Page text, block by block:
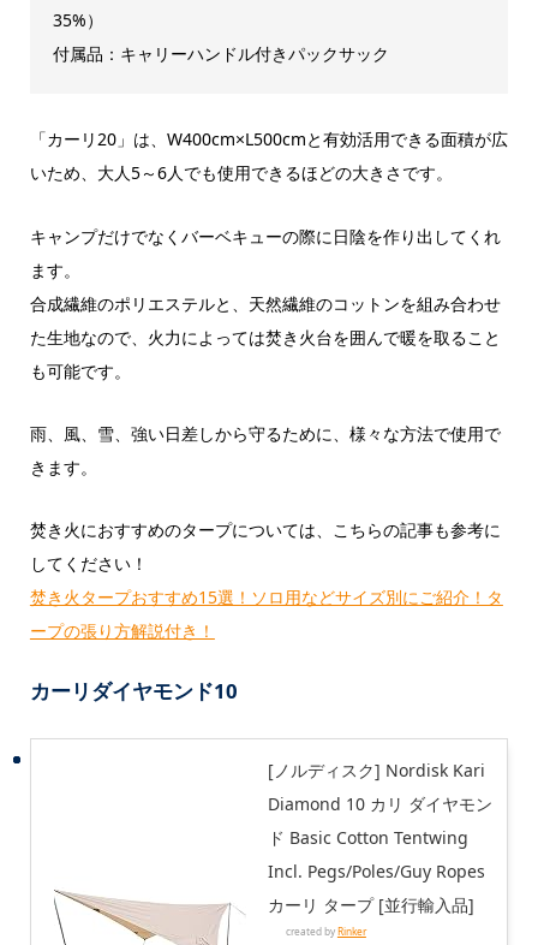
35%）
付属品：キャリーハンドル付きパックサック
「カーリ20」は、W400cm×L500cmと有効活用できる面積が広
いため、大人5～6人でも使用できるほどの大きさです。
キャンプだけでなくバーベキューの際に日陰を作り出してくれ
ます。
合成繊維のポリエステルと、天然繊維のコットンを組み合わせ
た生地なので、火力によっては焚き火台を囲んで暖を取ること
も可能です。
雨、風、雪、強い日差しから守るために、様々な方法で使用で
きます。
焚き火におすすめのタープについては、こちらの記事も参考に
してください！
焚き火タープおすすめ15選！ソロ用などサイズ別にご紹介！タ
ープの張り方解説付き！
カーリダイヤモンド10
[ノルディスク] Nordisk Kari
Diamond 10 カリ ダイヤモン
ド Basic Cotton Tentwing
Incl. Pegs/Poles/Guy Ropes
カーリ タープ [並行輸入品]
created byRinker